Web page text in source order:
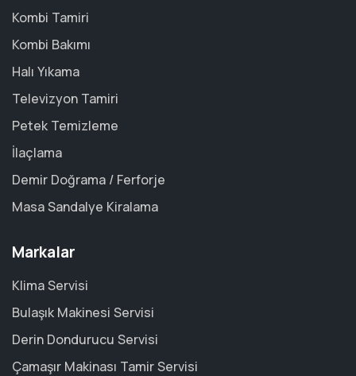
Kombi Tamiri
Kombi Bakımı
Halı Yıkama
Televizyon Tamiri
Petek Temizleme
İlaçlama
Demir Doğrama / Ferforje
Masa Sandalye Kiralama
Markalar
Klima Servisi
Bulaşık Makinesi Servisi
Derin Dondurucu Servisi
Çamaşır Makinası Tamir Servisi